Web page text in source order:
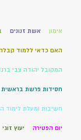
אימון אשת זנונים
האם כדאי ללמוד
המקובל יהודה צבי
חסידות פרשת בראשית
חשיבות ומעלת לימוד
יום הפטירה יעוץ זוגי